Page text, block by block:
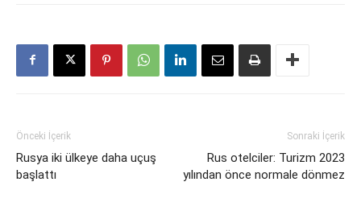
Önceki İçerik
Rusya iki ülkeye daha uçuş
başlattı
Sonraki İçerik
Rus otelciler: Turizm 2023
yılından önce normale dönmez